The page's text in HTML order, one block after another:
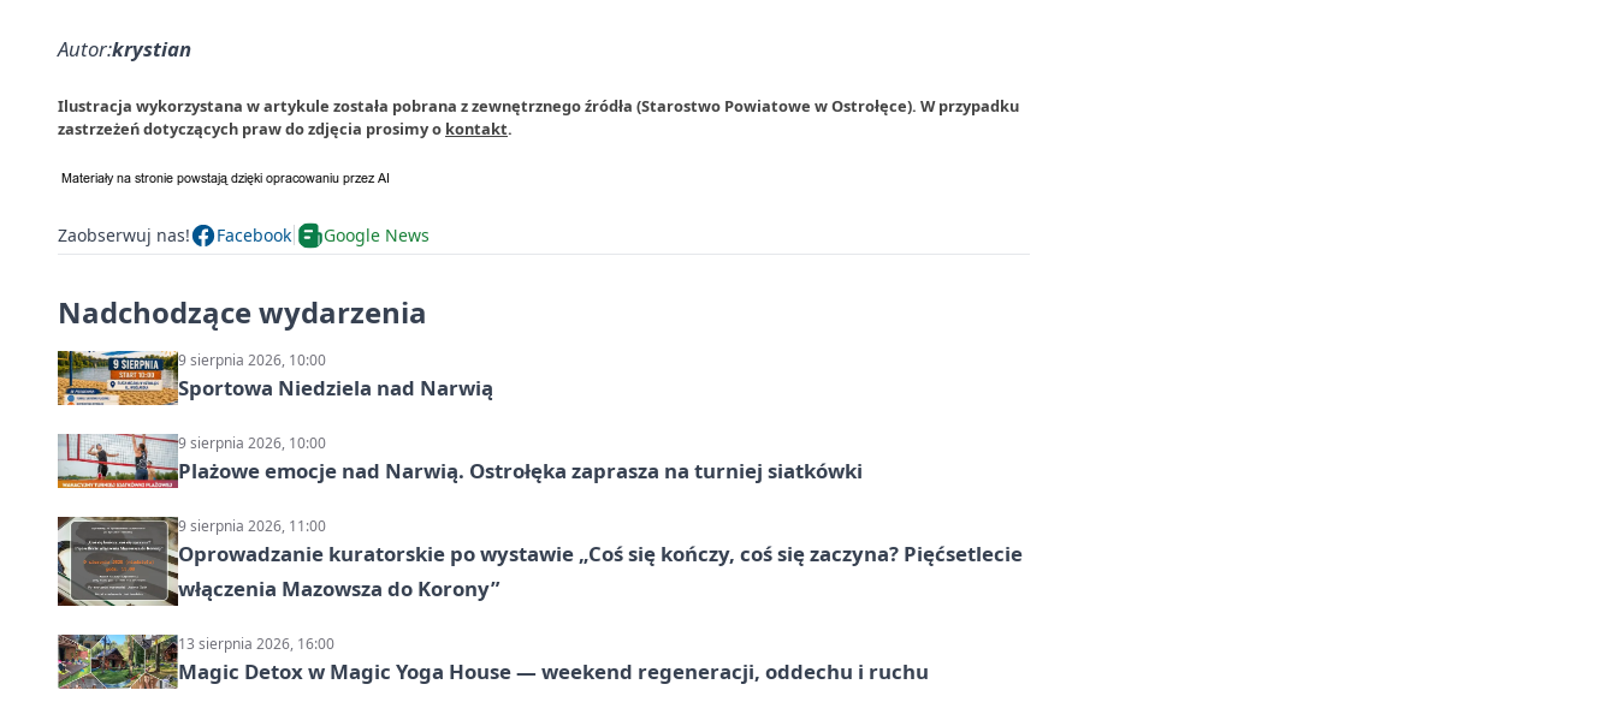
Autor:krystian
Ilustracja wykorzystana w artykule została pobrana z zewnętrznego źródła (Starostwo Powiatowe w Ostrołęce). W przypadku
zastrzeżeń dotyczących praw do zdjęcia prosimy o kontakt.
Zaobserwuj nas! Facebook Google News
Nadchodzące wydarzenia
9 sierpnia 2026, 10:00
Sportowa Niedziela nad Narwią
9 sierpnia 2026, 10:00
Plażowe emocje nad Narwią. Ostrołęka zaprasza na turniej siatkówki
9 sierpnia 2026, 11:00
Oprowadzanie kuratorskie po wystawie „Coś się kończy, coś się zaczyna? Pięćsetlecie
włączenia Mazowsza do Korony”
13 sierpnia 2026, 16:00
Magic Detox w Magic Yoga House — weekend regeneracji, oddechu i ruchu